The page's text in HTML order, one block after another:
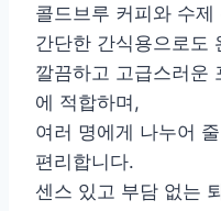
콜드브루 커피와 수
간단한 간식용으로도
깔끔하고 고급스러운
에 적합하며,
여러 명에게 나누어
편리합니다.
센스 있고 부담 없는